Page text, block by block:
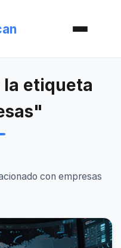
etiqueta
con empresas